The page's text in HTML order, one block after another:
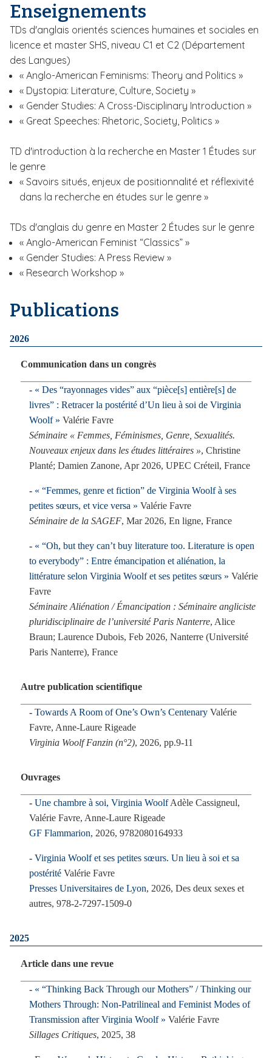
Enseignements
TDs d'anglais orientés sciences humaines et sociales en
licence et master SHS, niveau C1 et C2 (Département
des Langues)
« Anglo-American Feminisms: Theory and Politics »
« Dystopia: Literature, Culture, Society »
« Gender Studies: A Cross-Disciplinary Introduction »
« Great Speeches: Rhetoric, Society, Politics »
TD d'introduction à la recherche en Master 1 Études sur
le genre
« Savoirs situés, enjeux de positionnalité et réflexivité
dans la recherche en études sur le genre »
TDs d'anglais du genre en Master 2 Études sur le genre
« Anglo-American Feminist “Classics” »
« Gender Studies: A Press Review »
« Research Workshop »
Publications
2026
Communication dans un congrès
« Des “rayonnages vides” aux “pièce[s] entière[s] de
livres” : Retracer la postérité d’Un lieu à soi de Virginia
Woolf » Valérie Favre
Séminaire « Femmes, Féminismes, Genre, Sexualités.
Nouveaux enjeux dans les études littéraires », Christine
Planté; Damien Zanone, Apr 2026, UPEC Créteil, France
« “Femmes, genre et fiction” de Virginia Woolf à ses
petites sœurs, et vice versa » Valérie Favre
Séminaire de la SAGEF, Mar 2026, En ligne, France
« “Oh, but they can’t buy literature too. Literature is open
to everybody” : Entre émancipation et aliénation, la
littérature selon Virginia Woolf et ses petites sœurs » Valérie
Favre
Séminaire Aliénation / Émancipation : Séminaire angliciste
pluridisciplinaire de l’université Paris Nanterre, Alice
Braun; Laurence Dubois, Feb 2026, Nanterre (Université
Paris Nanterre), France
Autre publication scientifique
Towards A Room of One’s Own’s Centenary Valérie
Favre, Anne-Laure Rigeade
Virginia Woolf Fanzin (n°2), 2026, pp.9-11
Ouvrages
Une chambre à soi, Virginia Woolf Adèle Cassigneul,
Valérie Favre, Anne-Laure Rigeade
GF Flammarion, 2026, 9782080164933
Virginia Woolf et ses petites sœurs. Un lieu à soi et sa
postérité Valérie Favre
Presses Universitaires de Lyon, 2026, Des deux sexes et
autres, 978-2-7297-1509-0
2025
Article dans une revue
« “Thinking Back Through our Mothers” / Thinking our
Mothers Through: Non-Patrilineal and Feminist Modes of
Transmission after Virginia Woolf » Valérie Favre
Sillages Critiques, 2025, 38